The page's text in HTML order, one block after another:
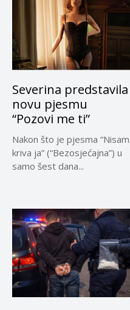
Severina predstavila
novu pjesmu
“Pozovi me ti”
Nakon što je pjesma “Nisam
kriva ja” (“Bezosjećajna”) u
samo šest dana...